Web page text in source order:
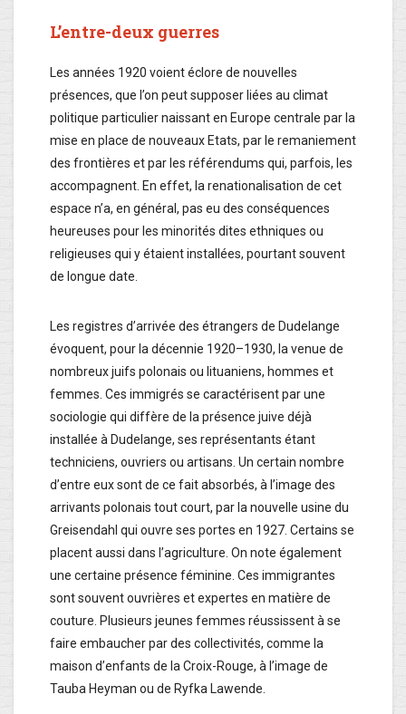
L’entre-deux guerres
Les années 1920 voient éclore de nouvelles
présences, que l’on peut supposer liées au climat
politique particulier naissant en Europe centrale par la
mise en place de nouveaux Etats, par le remaniement
des frontières et par les référendums qui, parfois, les
accompagnent. En effet, la renationalisation de cet
espace n’a, en général, pas eu des conséquences
heureuses pour les minorités dites ethniques ou
religieuses qui y étaient installées, pourtant souvent
de longue date.
Les registres d’arrivée des étrangers de Dudelange
évoquent, pour la décennie 1920–1930, la venue de
nombreux juifs polonais ou lituaniens, hommes et
femmes. Ces immigrés se caractérisent par une
sociologie qui diffère de la présence juive déjà
installée à Dudelange, ses représentants étant
techniciens, ouvriers ou artisans. Un certain nombre
d’entre eux sont de ce fait absorbés, à l’image des
arrivants polonais tout court, par la nouvelle usine du
Greisendahl qui ouvre ses portes en 1927. Certains se
placent aussi dans l’agriculture. On note également
une certaine présence féminine. Ces immigrantes
sont souvent ouvrières et expertes en matière de
couture. Plusieurs jeunes femmes réussissent à se
faire embaucher par des collectivités, comme la
maison d’enfants de la Croix-Rouge, à l’image de
Tauba Heyman ou de Ryfka Lawende.